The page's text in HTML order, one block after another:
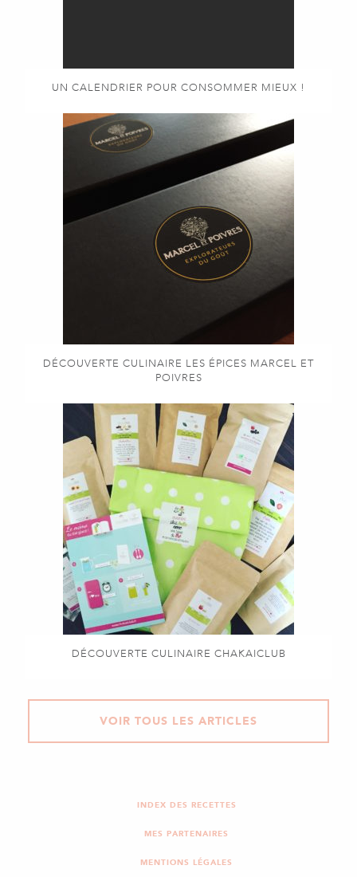
UN CALENDRIER POUR CONSOMMER MIEUX !
DÉCOUVERTE CULINAIRE LES ÉPICES MARCEL ET
POIVRES
DÉCOUVERTE CULINAIRE CHAKAICLUB
VOIR TOUS LES ARTICLES
INDEX DES RECETTES
MES PARTENAIRES
MENTIONS LÉGALES